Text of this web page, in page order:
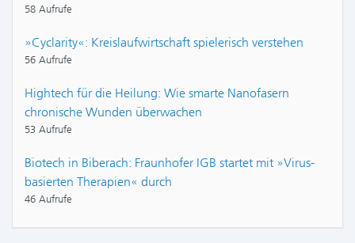
58 Aufrufe
»Cyclarity«: Kreislaufwirtschaft spielerisch verstehen
56 Aufrufe
Hightech für die Heilung: Wie smarte Nanofasern
chronische Wunden überwachen
53 Aufrufe
Biotech in Biberach: Fraunhofer IGB startet mit »Virus-
basierten Therapien« durch
46 Aufrufe